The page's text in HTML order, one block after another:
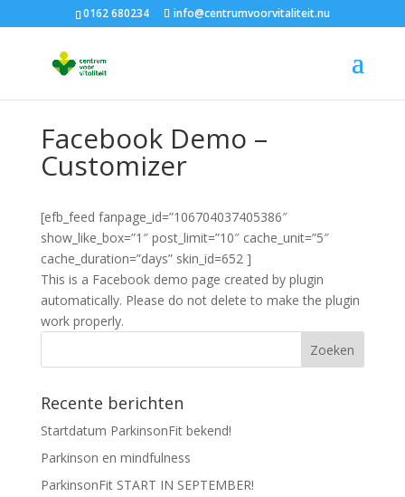
0162 680234 info@centrumvoorvitaliteit.nu
Facebook Demo –
Customizer
[efb_feed fanpage_id=”106704037405386″
show_like_box=”1″ post_limit=”10″ cache_unit=”5″
cache_duration=”days” skin_id=652 ]
This is a Facebook demo page created by plugin
automatically. Please do not delete to make the plugin
work properly.
Recente berichten
Startdatum ParkinsonFit bekend!
Parkinson en mindfulness
ParkinsonFit START IN SEPTEMBER!